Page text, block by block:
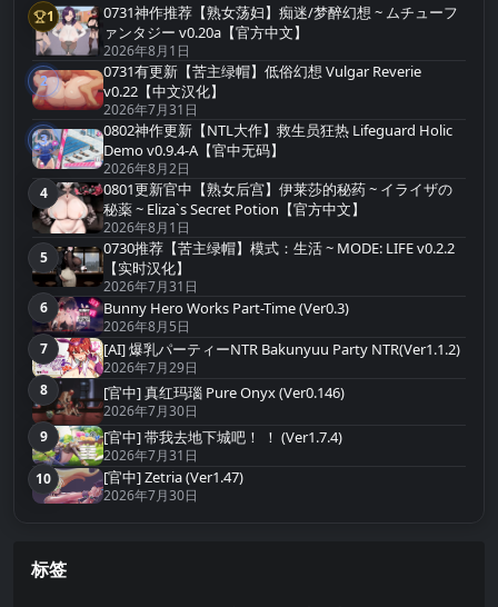
第1名
1
0731神作推荐【熟女荡妇】痴迷/梦醉幻想 ~ ムチューフ
ァンタジー v0.20a【官方中文】
2026年8月1日
第2名
2
0731有更新【苦主绿帽】低俗幻想 Vulgar Reverie
v0.22【中文汉化】
2026年7月31日
第3名
3
0802神作更新【NTL大作】救生员狂热 Lifeguard Holic
Demo v0.9.4-A【官中无码】
2026年8月2日
第4名
4
0801更新官中【熟女后宫】伊莱莎的秘药 ~ イライザの
秘薬 ~ Eliza`s Secret Potion【官方中文】
2026年8月1日
第5名
5
0730推荐【苦主绿帽】模式：生活 ~ MODE: LIFE v0.2.2
【实时汉化】
2026年7月31日
第6名
6 Bunny Hero Works Part-Time (Ver0.3)
2026年8月5日
第7名
7 [AI] 爆乳パーティーNTR Bakunyuu Party NTR(Ver1.1.2)
2026年7月29日
第8名
8 [官中] 真红玛瑙 Pure Onyx (Ver0.146)
2026年7月30日
第9名
9 [官中] 带我去地下城吧！ ！ (Ver1.7.4)
2026年7月31日
第10名
10 [官中] Zetria (Ver1.47)
2026年7月30日
标签